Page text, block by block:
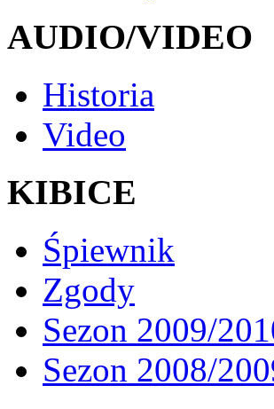
AUDIO/VIDEO
Historia
Video
KIBICE
Śpiewnik
Zgody
Sezon 2009/
Sezon 2008/